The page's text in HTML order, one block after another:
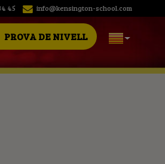
45 info@kensington-school.com
PROVA DE NIVELL